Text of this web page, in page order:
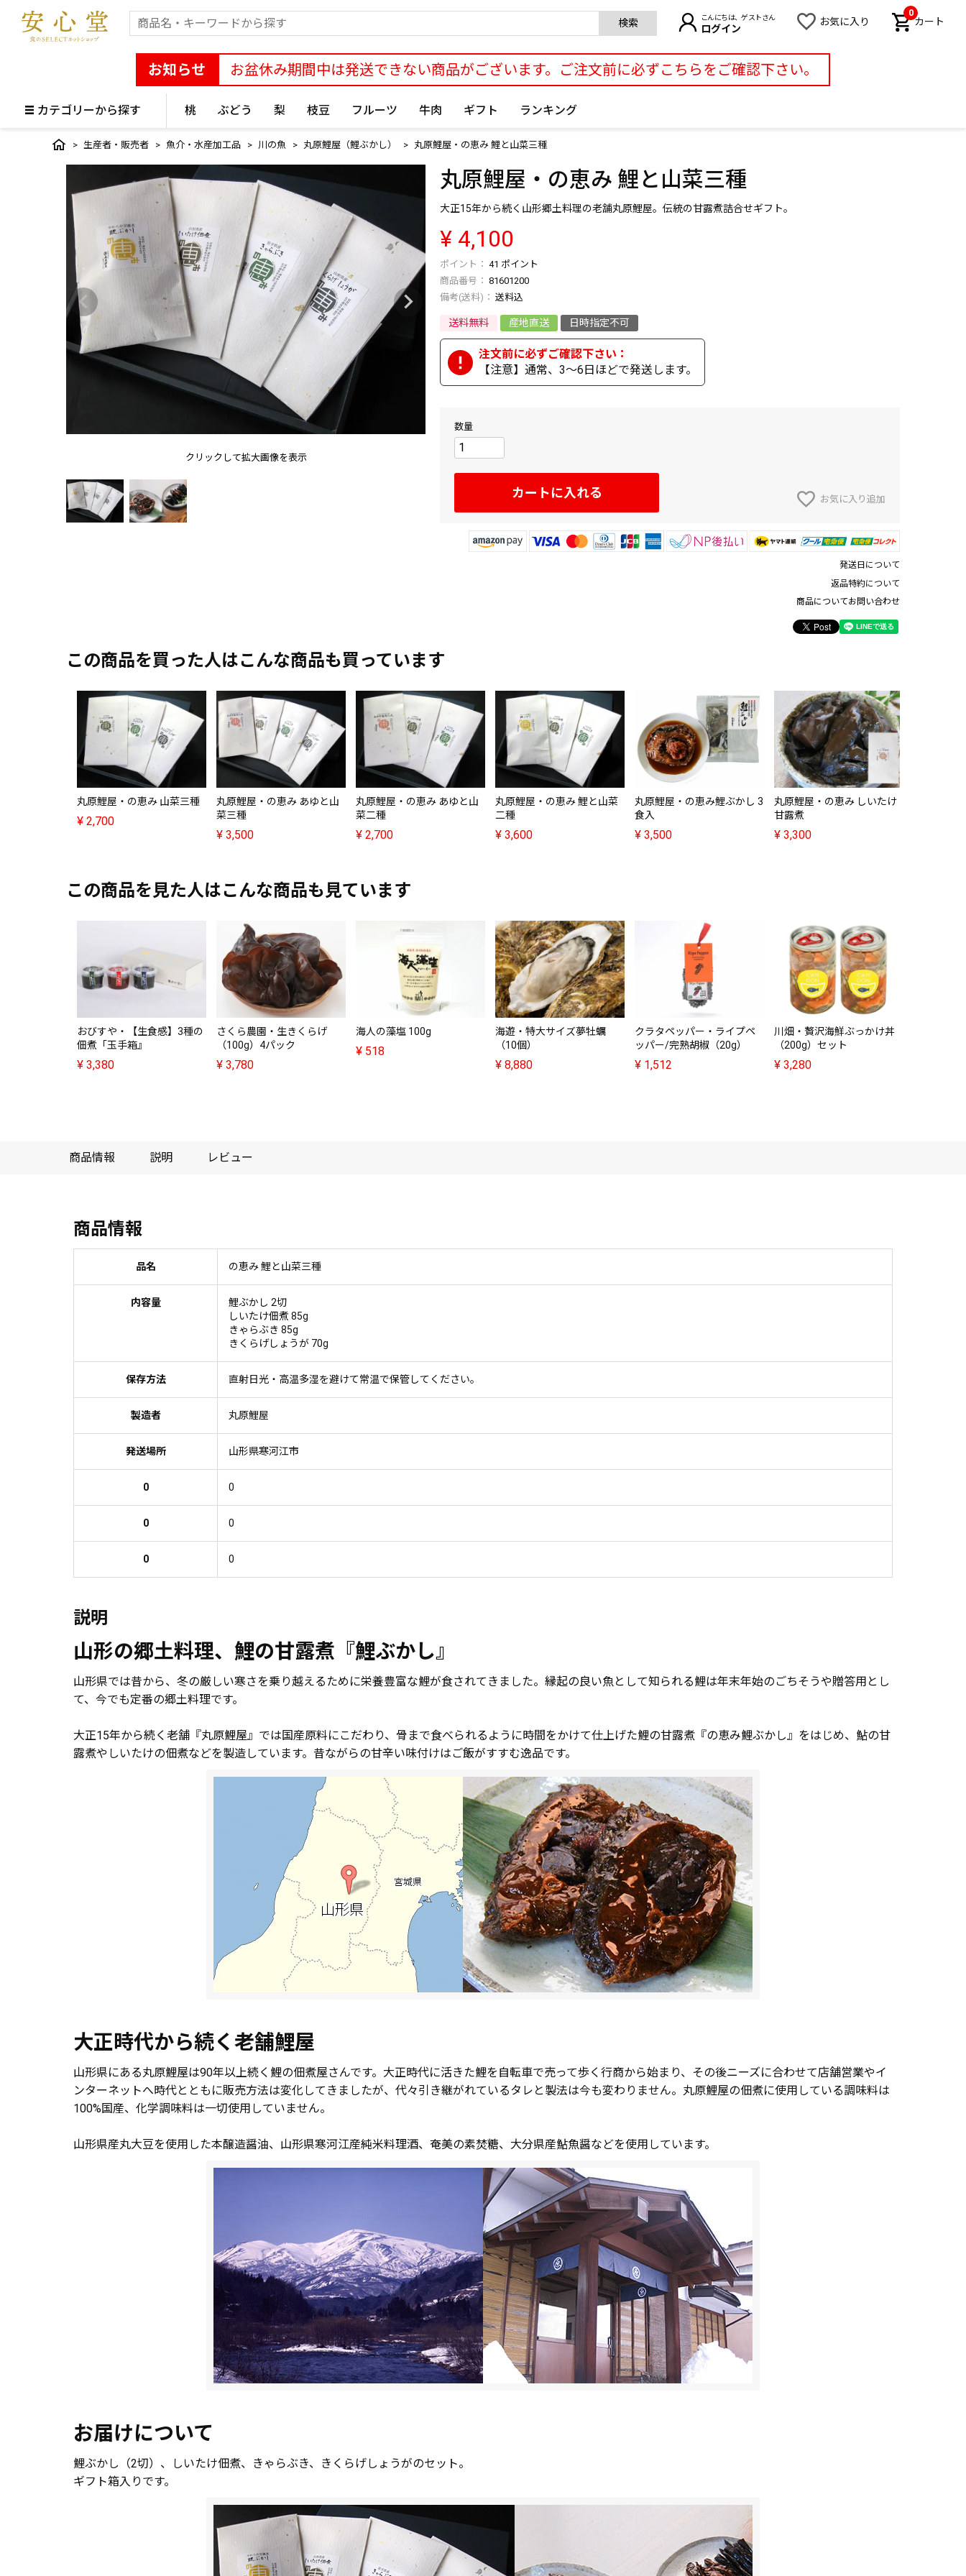
検索 こんにちは、ゲストさん
ログイン
お気に入り カート
0
お知らせ お盆休み期間中は発送できない商品がございます。ご注文前に必ずこちらをご確認下さい。
カテゴリーから探す 桃 ぶどう 梨 枝豆 フルーツ 牛肉 ギフト ランキング
生産者・販売者 魚介・水産加工品 川の魚 丸原鯉屋（鯉ぶかし） 丸原鯉屋・の恵み 鯉と山菜三種
クリックして拡大画像を表示
丸原鯉屋・の恵み 鯉と山菜三種
大正15年から続く山形郷土料理の老舗丸原鯉屋。伝統の甘露煮詰合せギフト。
¥ 4,100
41 ポイント
商品番号
81601200
送料込
送料無料 産地直送 日時指定不可
【注意】通常、3～6日ほどで発送します。
お気に入り追加
カートに入れる
発送日について
返品特約について
商品についてお問い合わせ
この商品を買った人はこんな商品も買っています
丸原鯉屋・の恵み 山菜三種
¥ 2,700
丸原鯉屋・の恵み あゆと山
菜三種
¥ 3,500
丸原鯉屋・の恵み あゆと山
菜二種
¥ 2,700
丸原鯉屋・の恵み 鯉と山菜
二種
¥ 3,600
丸原鯉屋・の恵み鯉ぶかし 3
食入
¥ 3,500
丸原鯉屋・の恵み しいたけ
甘露煮
¥ 3,300
この商品を見た人はこんな商品も見ています
おびすや・【生食感】3種の
佃煮「玉手箱』
¥ 3,380
さくら農園・生きくらげ
（100g）4パック
¥ 3,780
海人の藻塩 100g
¥ 518
海遊・特大サイズ夢牡蠣
（10個）
¥ 8,880
クラタペッパー・ライプペ
ッパー/完熟胡椒（20g）
¥ 1,512
川畑・贅沢海鮮ぶっかけ丼
（200g）セット
¥ 3,280
商品情報 説明 レビュー
商品情報
品名 の恵み 鯉と山菜三種
内容量
鯉ぶかし 2切
しいたけ佃煮 85g
きゃらぶき 85g
きくらげしょうが 70g
保存方法 直射日光・高温多湿を避けて常温で保管してください。
製造者 丸原鯉屋
発送場所 山形県寒河江市
0 0
0 0
0 0
説明
山形の郷土料理、鯉の甘露煮『鯉ぶかし』
山形県では昔から、冬の厳しい寒さを乗り越えるために栄養豊富な鯉が食されてきました。縁起の良い魚として知られる鯉は年末年始のごちそうや贈答用とし
て、今でも定番の郷土料理です。
大正15年から続く老舗『丸原鯉屋』では国産原料にこだわり、骨まで食べられるように時間をかけて仕上げた鯉の甘露煮『の恵み鯉ぶかし』をはじめ、鮎の甘
露煮やしいたけの佃煮などを製造しています。昔ながらの甘辛い味付けはご飯がすすむ逸品です。
大正時代から続く老舗鯉屋
山形県にある丸原鯉屋は90年以上続く鯉の佃煮屋さんです。大正時代に活きた鯉を自転車で売って歩く行商から始まり、その後ニーズに合わせて店舗営業やイ
ンターネットへ時代とともに販売方法は変化してきましたが、代々引き継がれているタレと製法は今も変わりません。丸原鯉屋の佃煮に使用している調味料は
100%国産、化学調味料は一切使用していません。
山形県産丸大豆を使用した本醸造醤油、山形県寒河江産純米料理酒、奄美の素焚糖、大分県産鮎魚醤などを使用しています。
お届けについて
鯉ぶかし（2切）、しいたけ佃煮、きゃらぶき、きくらげしょうがのセット。
ギフト箱入りです。